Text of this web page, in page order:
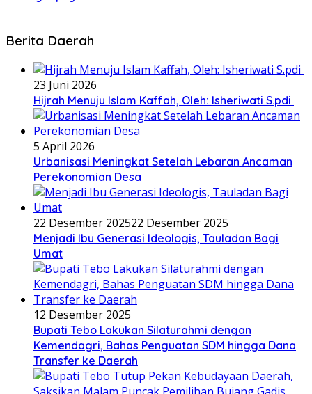
Berita Daerah
23 Juni 2026
Hijrah Menuju Islam Kaffah, Oleh: Isheriwati S.pdi
5 April 2026
Urbanisasi Meningkat Setelah Lebaran Ancaman
Perekonomian Desa
22 Desember 202522 Desember 2025
Menjadi Ibu Generasi Ideologis, Tauladan Bagi
Umat
12 Desember 2025
Bupati Tebo Lakukan Silaturahmi dengan
Kemendagri, Bahas Penguatan SDM hingga Dana
Transfer ke Daerah